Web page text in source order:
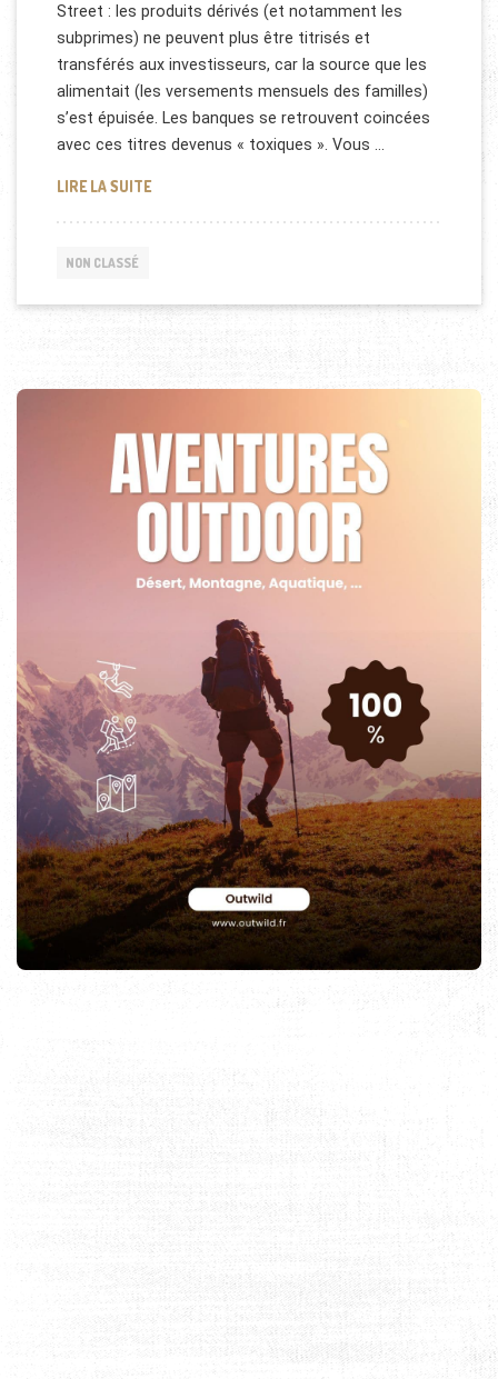
Street : les produits dérivés (et notamment les
subprimes) ne peuvent plus être titrisés et
transférés aux investisseurs, car la source que les
alimentait (les versements mensuels des familles)
s’est épuisée. Les banques se retrouvent coincées
avec ces titres devenus « toxiques ». Vous …
LIRE LA SUITE[DOCUMENTAIRE] COMPRENDRE LA CRISE DU
NON CLASSÉ